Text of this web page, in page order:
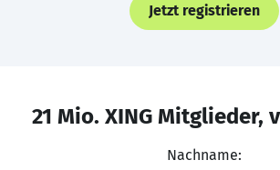
Jetzt registrieren
21 Mio. XING Mitglieder,
Nachname: